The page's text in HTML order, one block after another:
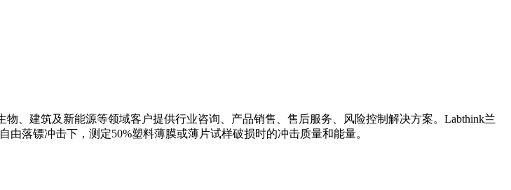
、建筑及新能源等领域客户提供行业咨询、产品销售、售后服务、风险控制解决方案。Labthink兰
由落镖冲击下，测定50%塑料薄膜或薄片试样破损时的冲击质量和能量。